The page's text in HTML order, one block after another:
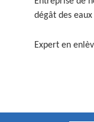
dégât des
Expert en